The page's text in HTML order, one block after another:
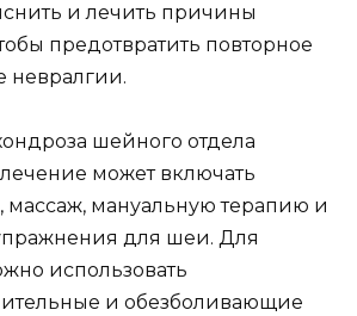
и лечить причины
предотвратить повторное
невралгии.
шейного отдела
может включать
мануальную терапию и
для шеи. Для
использовать
и обезболивающие